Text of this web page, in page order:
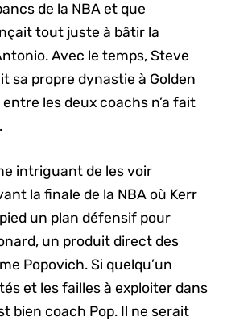
de la NBA et que
tout juste à bâtir la
Avec le temps, Steve
sa propre dynastie à Golden
les deux coachs n’a fait
intriguant de les voir
la finale de la NBA où Kerr
un plan défensif pour
un produit direct des
Popovich. Si quelqu’un
et les failles à exploiter dans
bien coach Pop. Il ne serait